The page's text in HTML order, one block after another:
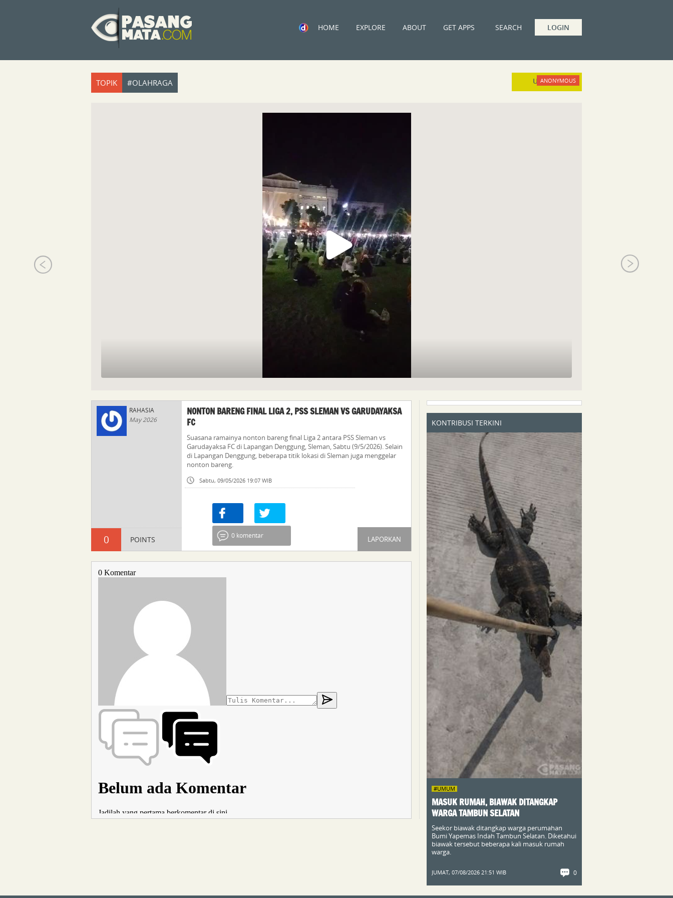
HOME EXPLORE ABOUT GET APPS SEARCH LOGIN
TOPIK #OLAHRAGA UPLOAD
RAHASIA
May 2026
0 POINTS
NONTON BARENG FINAL LIGA 2, PSS SLEMAN VS GARUDAYAKSA
FC
Suasana ramainya nonton bareng final Liga 2 antara PSS Sleman vs
Garudayaksa FC di Lapangan Denggung, Sleman, Sabtu (9/5/2026). Selain
di Lapangan Denggung, beberapa titik lokasi di Sleman juga menggelar
nonton bareng.
Sabtu, 09/05/2026 19:07 WIB
Share
0 komentar LAPORKAN
KONTRIBUSI TERKINI
ANONYMOUS
#UMUM
MASUK RUMAH, BIAWAK DITANGKAP
WARGA TAMBUN SELATAN
Seekor biawak ditangkap warga perumahan
Bumi Yapemas Indah Tambun Selatan. Diketahui
biawak tersebut beberapa kali masuk rumah
warga.
JUMAT, 07/08/2026 21:51 WIB 0